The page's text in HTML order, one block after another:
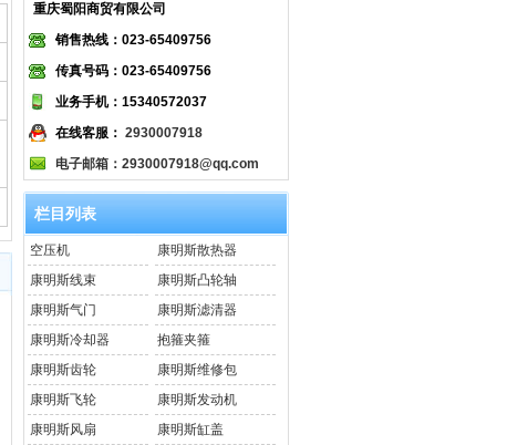
重庆蜀阳商贸有限公司
销售热线：023-65409756
传真号码：023-65409756
业务手机：15340572037
在线客服： 2930007918
电子邮箱：2930007918@qq.com
栏目列表
空压机
康明斯散热器
康明斯线束
康明斯凸轮轴
康明斯气门
康明斯滤清器
康明斯冷却器
抱箍夹箍
康明斯齿轮
康明斯维修包
康明斯飞轮
康明斯发动机
康明斯风扇
康明斯缸盖